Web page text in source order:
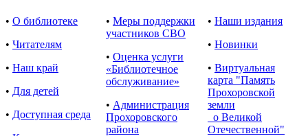
• О библиотеке
• Читателям
• Наш край
• Для детей
• Доступная среда
• Меры поддержки
участников СВО
• Оценка услуги
«Библиотечное
обслуживание»
• Администрация
Прохоровского
района
• Наши издания
• Новинки
• Виртуальная
карта "Память
Прохоровской
земли
о Великой
Отечественной"